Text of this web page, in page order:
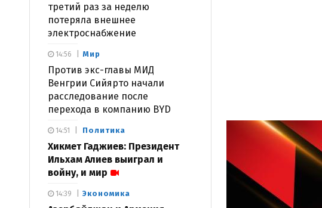
третий раз за неделю
потеряла внешнее
электроснабжение
Мир
Против экс-главы МИД
Венгрии Сийярто начали
расследование после
перехода в компанию BYD
14:56
Политика
Хикмет Гаджиев: Президент
Ильхам Алиев выиграл и
войну, и мир
14:51
Экономика
14:39